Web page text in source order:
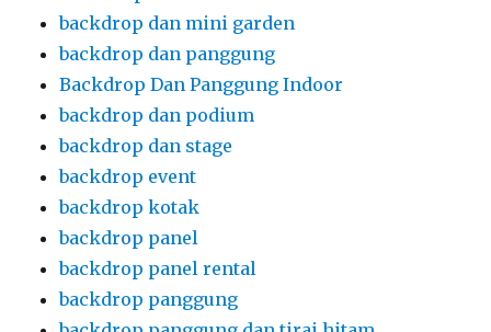
backdrop event
backdrop kotak
backdrop panel
backdrop panel rental
backdrop panggung
backdrop panggung dan tirai hitam
backdrop partisi dan meja partisi
backdrop pelaminan
backdrop,kursi,meja ibm,kursi acrylic
backdrpo peresmian
bak atau tong sampah